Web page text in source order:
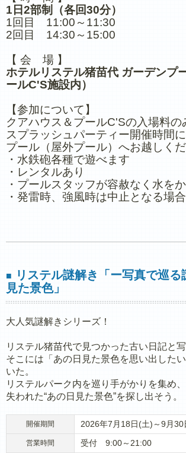
1日2部制（各回30分）
1回目 11:00～11:30
2回目 14:30～15:00
【 会 場 】
ホテルリステル猪苗代 ガーデンプ
ールC'S施設内）
【参加について】
クアハウス＆プールC'Sの入場料の
スプラッシュパーティー開催時間
プール（屋外プール）へお越しくだ
・水鉄砲各種で遊べます
・レンタルあり
・プールスタッフが容赦なく水を
・発雷時、強風時は中止となる場
■
リステル謎解き「ー写真で巡
見た景色」
大人気謎解きシリーズ！
リステル猪苗代で見つかった古い日記と写
そこには「あの日見た景色を思い出した
いた。
リステルパーク内を巡り手がかりを集め、
失われた“あの日見た景色”を探し出そう。
開催期間 2026年7月18日(土)～9月30
営業時間 受付 9:00～21:00